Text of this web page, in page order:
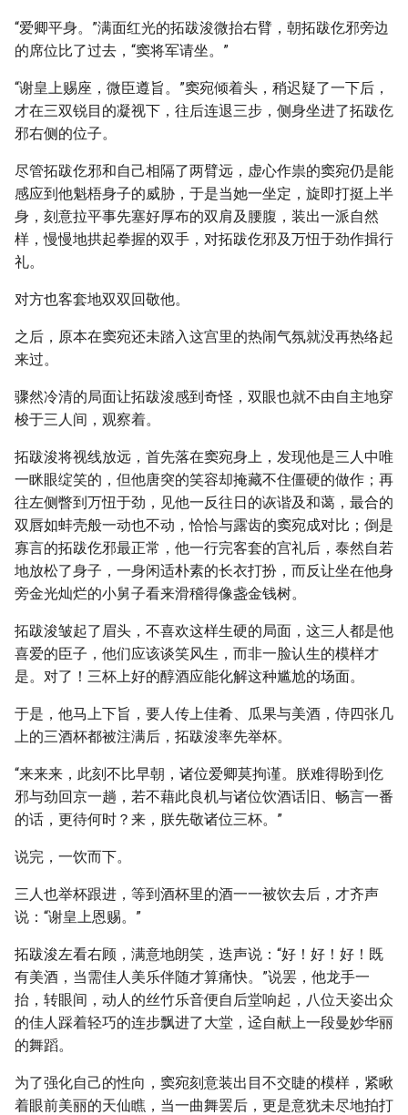
“爱卿平身。”满面红光的拓跋浚微抬右臂，朝拓跋仡邪旁边
的席位比了过去，“窦将军请坐。”
“谢皇上赐座，微臣遵旨。”窦宛倾着头，稍迟疑了一下后，
才在三双锐目的凝视下，往后连退三步，侧身坐进了拓跋仡
邪右侧的位子。
尽管拓跋仡邪和自己相隔了两臂远，虚心作祟的窦宛仍是能
感应到他魁梧身子的威胁，于是当她一坐定，旋即打挺上半
身，刻意拉平事先塞好厚布的双肩及腰腹，装出一派自然
样，慢慢地拱起拳握的双手，对拓跋仡邪及万忸于劲作揖行
礼。
对方也客套地双双回敬他。
之后，原本在窦宛还未踏入这宫里的热闹气氛就没再热络起
来过。
骤然冷清的局面让拓跋浚感到奇怪，双眼也就不由自主地穿
梭于三人间，观察着。
拓跋浚将视线放远，首先落在窦宛身上，发现他是三人中唯
一眯眼绽笑的，但他唐突的笑容却掩藏不住僵硬的做作；再
往左侧瞥到万忸于劲，见他一反往日的诙谐及和蔼，最合的
双唇如蚌壳般一动也不动，恰恰与露齿的窦宛成对比；倒是
寡言的拓跋仡邪最正常，他一行完客套的宫礼后，泰然自若
地放松了身子，一身闲适朴素的长衣打扮，而反让坐在他身
旁金光灿烂的小舅子看来滑稽得像盏金钱树。
拓跋浚皱起了眉头，不喜欢这样生硬的局面，这三人都是他
喜爱的臣子，他们应该谈笑风生，而非一脸认生的模样才
是。对了！三杯上好的醇酒应能化解这种尴尬的场面。
于是，他马上下旨，要人传上佳肴、瓜果与美酒，侍四张几
上的三酒杯都被注满后，拓跋浚率先举杯。
“来来来，此刻不比早朝，诸位爱卿莫拘谨。朕难得盼到仡
邪与劲回京一趟，若不藉此良机与诸位饮酒话旧、畅言一番
的话，更待何时？来，朕先敬诸位三杯。”
说完，一饮而下。
三人也举杯跟进，等到酒杯里的酒一一被饮去后，才齐声
说：“谢皇上恩赐。”
拓跋浚左看右顾，满意地朗笑，迭声说：“好！好！好！既
有美酒，当需佳人美乐伴随才算痛快。”说罢，他龙手一
抬，转眼间，动人的丝竹乐音便自后堂响起，八位天姿出众
的佳人踩着轻巧的连步飘进了大堂，迳自献上一段曼妙华丽
的舞蹈。
为了强化自己的性向，窦宛刻意装出目不交睫的模样，紧瞅
着眼前美丽的天仙瞧，当一曲舞罢后，更是意犹未尽地拍打